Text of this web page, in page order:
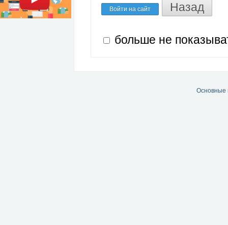
Войти на сайт Назад
больше не
Основные